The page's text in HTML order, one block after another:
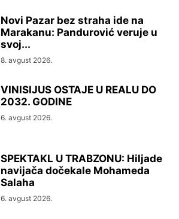
Novi Pazar bez straha ide na
Marakanu: Pandurović veruje u
svoj...
8. avgust 2026.
VINISIJUS OSTAJE U REALU DO
2032. GODINE
6. avgust 2026.
SPEKTAKL U TRABZONU: Hiljade
navijača dočekale Mohameda
Salaha
6. avgust 2026.